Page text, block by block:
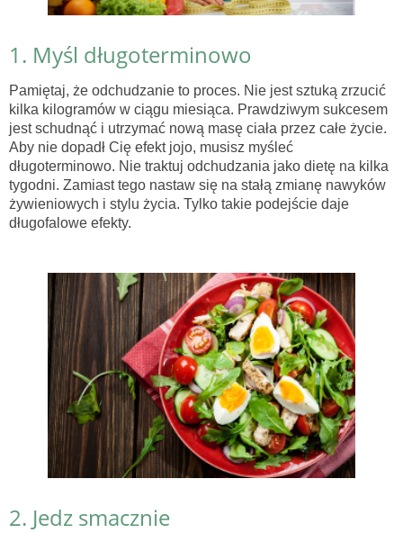
1. Myśl długoterminowo
Pamiętaj, że odchudzanie to proces. Nie jest sztuką zrzucić
kilka kilogramów w ciągu miesiąca. Prawdziwym sukcesem
jest schudnąć i utrzymać nową masę ciała przez całe życie.
Aby nie dopadł Cię efekt jojo, musisz myśleć
długoterminowo. Nie traktuj odchudzania jako dietę na kilka
tygodni. Zamiast tego nastaw się na stałą zmianę nawyków
żywieniowych i stylu życia. Tylko takie podejście daje
długofalowe efekty.
2. Jedz smacznie